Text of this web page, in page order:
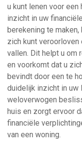
u kunt lenen voor
inzicht in uw
berekening te
zich kunt
vallen. Dit helpt u om
en voorkomt dat u
bevindt door een te
duidelijk inzicht in uw
weloverwogen
huis en zorgt ervoor
financiële
van een woning.